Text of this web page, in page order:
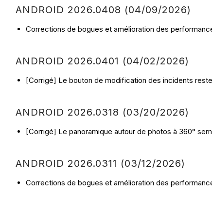
ANDROID 2026.0408 (04/09/2026)
Corrections de bogues et amélioration des
ANDROID 2026.0401 (04/02/2026)
[Corrigé] Le bouton de modification des incidents
ANDROID 2026.0318 (03/20/2026)
[Corrigé] Le panoramique autour de photos à 360°
ANDROID 2026.0311 (03/12/2026)
Corrections de bogues et amélioration des